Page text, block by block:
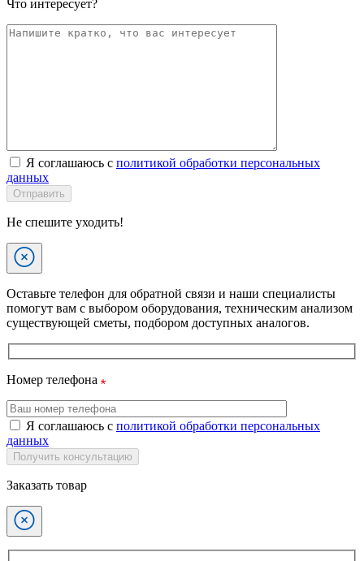
Что интересует?
Я соглашаюсь с политикой обработки персональных
данных
Отправить
Не спешите уходить!
Оставьте телефон для обратной связи и наши специалисты
помогут вам с выбором оборудования, техническим анализом
существующей сметы, подбором доступных аналогов.
Номер телефона
Я соглашаюсь с политикой обработки персональных
данных
Получить консультацию
Заказать товар